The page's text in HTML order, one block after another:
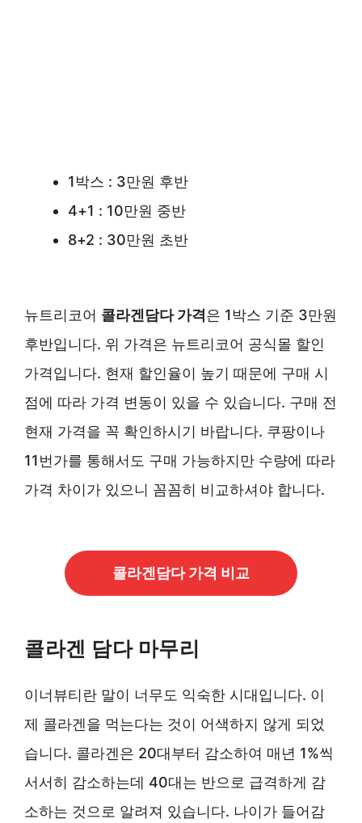
1박스 : 3만원 후반
4+1 : 10만원 중반
8+2 : 30만원 초반
뉴트리코어 콜라겐담다 가격 은 1박스 기준 3만원
후반입니다. 위 가격은 뉴트리코어 공식몰 할인
가격입니다. 현재 할인율이 높기 때문에 구매 시
점에 따라 가격 변동이 있을 수 있습니다. 구매 전
현재 가격을 꼭 확인하시기 바랍니다. 쿠팡이나
11번가를 통해서도 구매 가능하지만 수량에 따라
가격 차이가 있으니 꼼꼼히 비교하셔야 합니다.
콜라겐담다 가격 비교
콜라겐 담다 마무리
이너뷰티란 말이 너무도 익숙한 시대입니다. 이
제 콜라겐을 먹는다는 것이 어색하지 않게 되었
습니다. 콜라겐은 20대부터 감소하여 매년 1%씩
서서히 감소하는데 40대는 반으로 급격하게 감
소하는 것으로 알려져 있습니다. 나이가 들어감